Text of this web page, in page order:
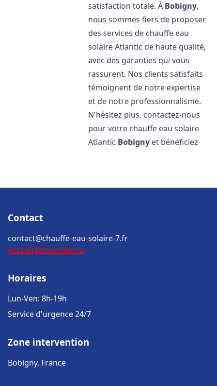
satisfaction totale. À Bobigny,
nous sommes fiers de proposer
des services de chauffe eau
solaire Atlantic de haute qualité,
avec des garanties qui vous
rassurent. Nos clients satisfaits
témoignent de notre expertise
et de notre professionnalisme.
N'hésitez plus, contactez-nous
pour votre chauffe eau solaire
Atlantic Bobigny et bénéficiez
Contact
contact@chauffe-eau-solaire-7.fr
Accueil Informations
Horaires
Lun-Ven: 8h-19h
Service d'urgence 24/7
Zone intervention
Bobigny, France